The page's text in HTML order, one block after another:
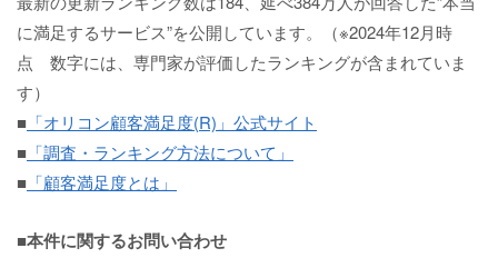
に満足するサービス”を公開しています。（※2024年12月時
点 数字には、専門家が評価したランキングが含まれていま
す）
■ 「オリコン顧客満足度(R)」公式サイト
■ 「調査・ランキング方法について」
■ 「顧客満足度とは」
■本件に関するお問い合わせ